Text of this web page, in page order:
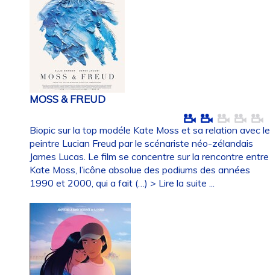
MOSS & FREUD
Biopic sur la top modéle Kate Moss et sa relation avec le
peintre Lucian Freud par le scénariste néo-zélandais
James Lucas. Le film se concentre sur la rencontre entre
Kate Moss, l’icône absolue des podiums des années
1990 et 2000, qui a fait (…) > Lire la suite ...